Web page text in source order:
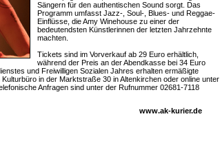
Sängern für den authentischen Sound sorgt. Das
Programm umfasst Jazz-, Soul-, Blues- und Reggae-
Einflüsse, die Amy Winehouse zu einer der
bedeutendsten Künstlerinnen der letzten Jahrzehnte
machten.
Tickets sind im Vorverkauf ab 29 Euro erhältlich,
während der Preis an der Abendkasse bei 34 Euro
und Freiwilligen Sozialen Jahres erhalten ermäßigte
in der Marktstraße 30 in Altenkirchen oder online unter
Anfragen sind unter der Rufnummer 02681-7118
www.ak-kurier.de